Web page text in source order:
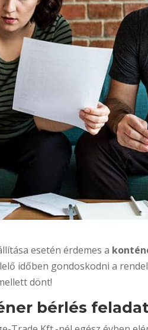
esetén érdemes a
időben gondoskodni a
dönt!
bérlés